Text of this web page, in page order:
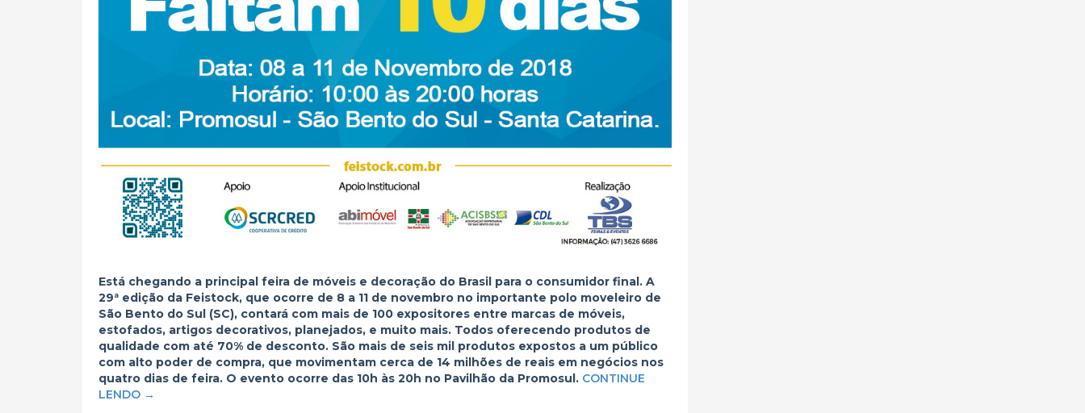
Está chegando a principal feira de móveis e decoração do Brasil para o consumidor final. A
29ª edição da Feistock, que ocorre de 8 a 11 de novembro no importante polo moveleiro de
São Bento do Sul (SC), contará com mais de 100 expositores entre marcas de móveis,
estofados, artigos decorativos, planejados, e muito mais. Todos oferecendo produtos de
qualidade com até 70% de desconto. São mais de seis mil produtos expostos a um público
com alto poder de compra, que movimentam cerca de 14 milhões de reais em negócios nos
quatro dias de feira. O evento ocorre das 10h às 20h no Pavilhão da Promosul. CONTINUE
LENDO →